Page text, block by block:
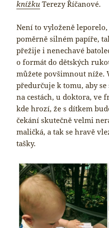
knížku Terezy Říčanové.
Není to vyloženě
poměrně silném papíře,
přežije i nenechavé
o formát do dětských
můžete povšimnout
předurčuje k tomu, aby
na cestách, u doktora, ve
kde hrozí, že s dítkem
čekání skutečně velmi
maličká, a tak se hravě
tašky.